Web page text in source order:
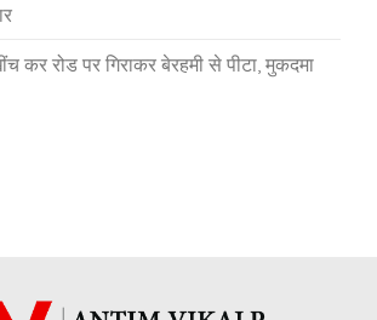
कर रोड पर गिराकर बेरहमी से पीटा, मुकदमा